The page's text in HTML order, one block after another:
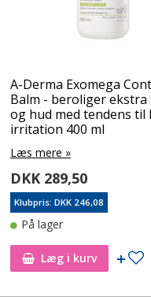
A-Derma Exomega
Balm - beroliger
og hud med tendens til
irritation 400 ml
Læs mere »
DKK 289,50
Klubpris: DKK 246,08
På lager
Læg i kurv